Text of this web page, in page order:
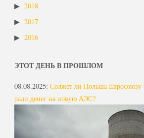
2018
2017
2016
ЭТОТ ДЕНЬ В ПРОШЛОМ
08.08.2025: Солжет ли Польша Евросоюзу
ради денег на новую АЭС?